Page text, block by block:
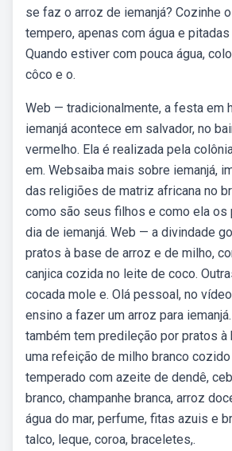
se faz o arroz de iemanjá? Cozinhe
tempero, apenas com água e pitadas
Quando estiver com pouca água,
côco e o.
Web — tradicionalmente, a festa em
iemanjá acontece em salvador, no
vermelho. Ela é realizada pela
em. Websaiba mais sobre iemanjá,
das religiões de matriz africana no
como são seus filhos e como ela os
dia de iemanjá. Web — a divindade
pratos à base de arroz e de milho,
canjica cozida no leite de coco.
cocada mole e. Olá pessoal, no
ensino a fazer um arroz para
também tem predileção por pratos à
uma refeição de milho branco
temperado com azeite de dendê,
branco, champanhe branca, arroz
água do mar, perfume, fitas azuis e
talco, leque, coroa, braceletes,.